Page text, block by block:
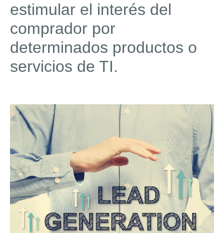
estimular el interés del
comprador por
determinados productos o
servicios de TI.